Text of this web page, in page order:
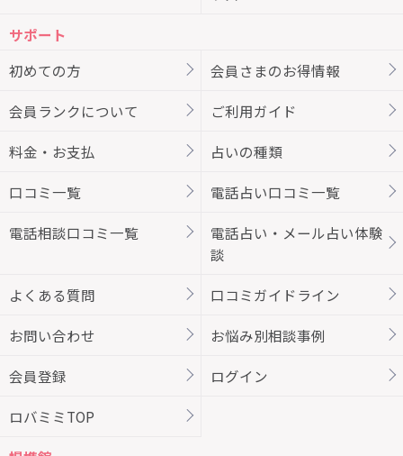
サポート
初めての方
会員さまのお得情報
会員ランクについて ご利用ガイド
料金・お支払 占いの種類
口コミ一覧 電話占い口コミ一覧
電話相談口コミ一覧
電話占い・メール占い体験
談
よくある質問 口コミガイドライン
お問い合わせ お悩み別相談事例
会員登録 ログイン
ロバミミTOP